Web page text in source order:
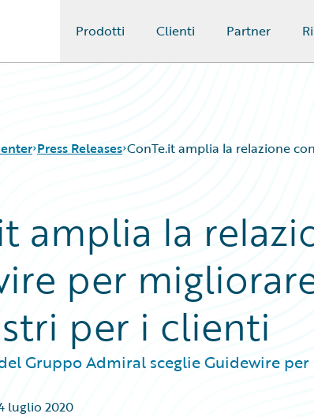
Prodotti Clienti Partner
Press Releases ConTe.it amplia la relazione
amplia la
per
per i clienti
Gruppo Admiral sceglie Guidewire
luglio 2020